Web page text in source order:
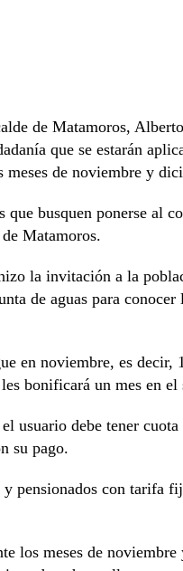
de Matamoros,
que se estarán
meses de noviembre y
busquen ponerse al
Matamoros.
la invitación a la
de aguas para
en noviembre, es decir,
bonificará un mes en
usuario debe tener
su pago.
pensionados con tarifa
los meses de